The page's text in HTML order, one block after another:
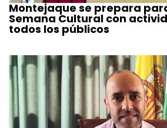
Montejaque se prepara
Semana Cultural con
todos los públicos